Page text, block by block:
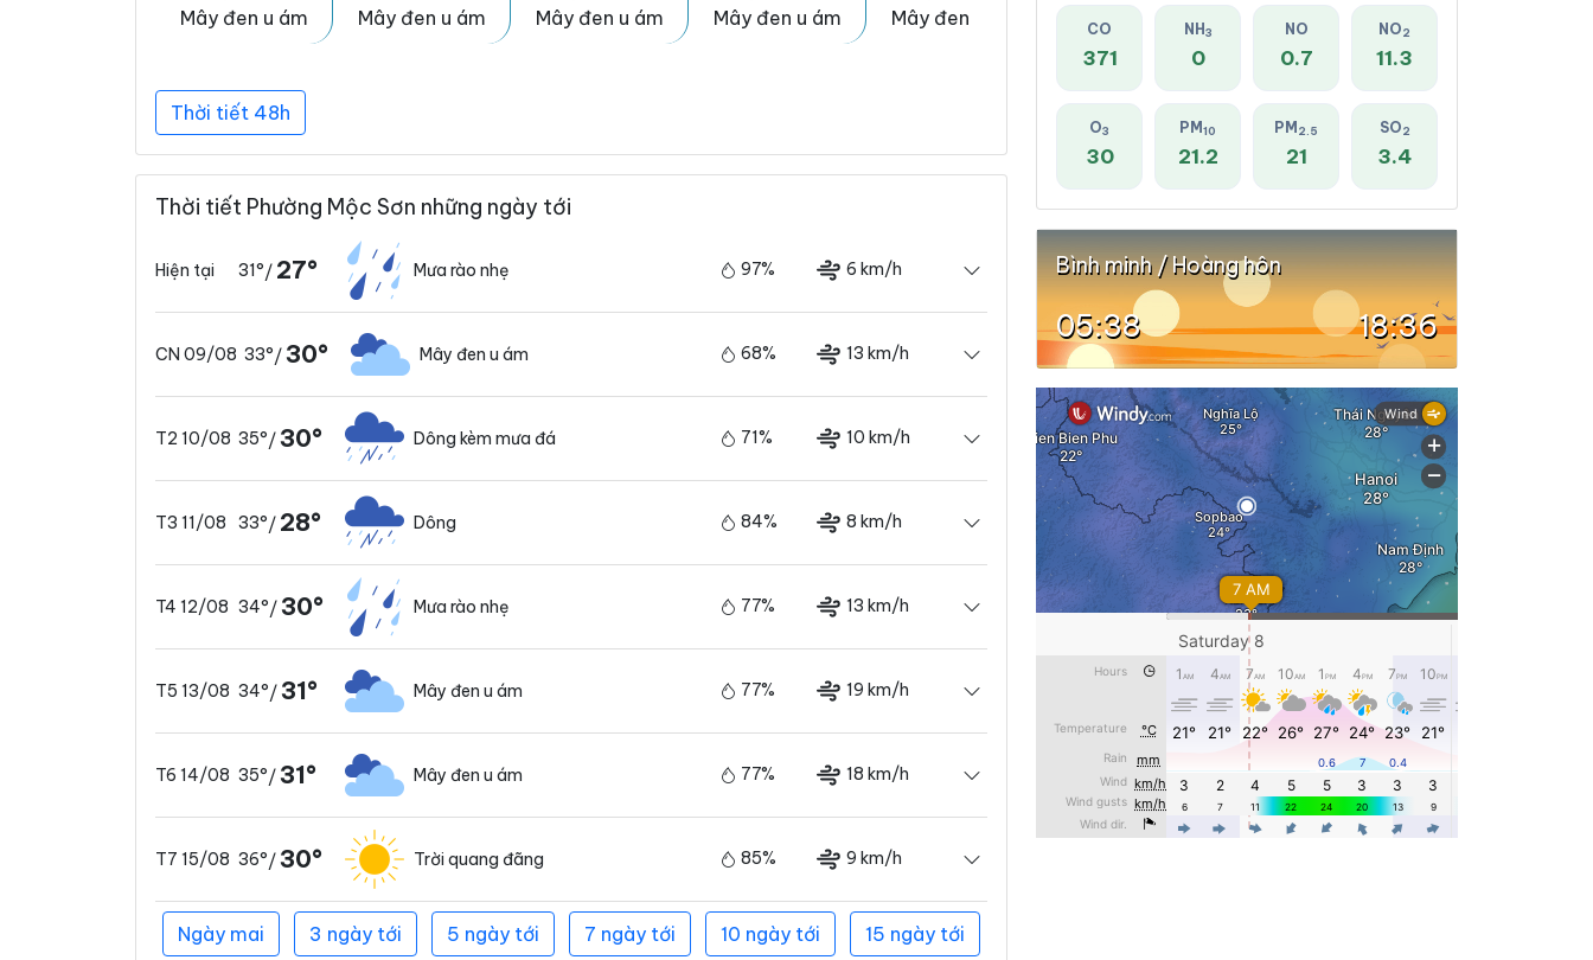
Mây đen u ám
Mây đen u ám
Mây đen u ám
Mây đen u ám
Mây đen u ám
Mây đen u ám
Mưa rào nhẹ
Thời tiết 48h
Thời tiết Phường Mộc Sơn những ngày tới
Hiện tại 31°/ 27° Mưa rào nhẹ 97% 6 km/h
CN 09/08 33°/30° Mây đen u ám 68% 13 km/h
T2 10/08 35°/30° Dông kèm mưa đá 71% 10 km/h
T3 11/08 33°/ 28° Dông 84% 8 km/h
T4 12/08 34°/30° Mưa rào nhẹ 77% 13 km/h
T5 13/08 34°/31° Mây đen u ám 77% 19 km/h
T6 14/08 35°/31° Mây đen u ám 77% 18 km/h
T7 15/08 36°/30° Trời quang đãng 85% 9 km/h
Ngày mai 3 ngày tới 5 ngày tới 7 ngày tới 10 ngày tới 15 ngày tới
CO
371
NH 3
0
NO
0.7
NO2
11.3
O3
30
PM 10
21.2
PM 2.5
21
SO2
3.4
Bình minh / Hoàng hôn
05:38 18:36